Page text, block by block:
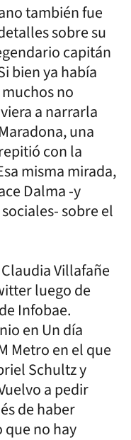
también fue
sobre su
capitán
bien ya había
no
a narrarla
una
con la
misma mirada,
Dalma -y
sobre el
Villafañe
luego de
Infobae.
en Un día
Metro en el que
Schultz y
a pedir
de haber
que no hay